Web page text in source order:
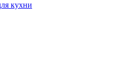
кухни